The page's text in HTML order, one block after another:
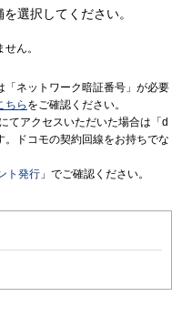
選択してください。
ん。
「ネットワーク暗証番号」が必要
ちら をご確認ください。
てアクセスいただいた場合は「d
ドコモの契約回線をお持ちでな
ト発行 」でご確認ください。